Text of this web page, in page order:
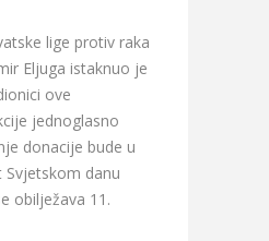
lige protiv raka
Eljuga istaknuo je
ove
jednoglasno
donacije bude u
Svjetskom danu
obilježava 11.